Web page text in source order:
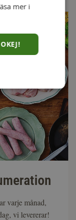
varje månad,
vi levererar!
mer i
OKEJ!